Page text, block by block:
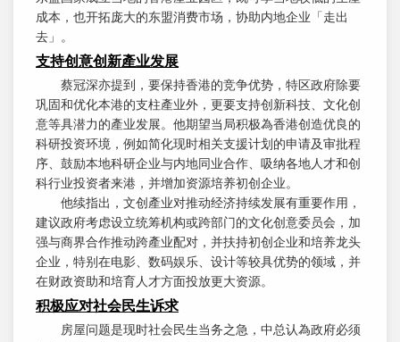
成本，也开拓庞大的东盟消费市场，协助内地企业「走出
去」。
支持创意创新產业发展
蔡冠深亦提到，要保持香港的竞争优势，特区政府除要
巩固和优化本港的支柱產业外，更要支持创新科技、文化创
意等具潜力的產业发展。他期望当局积极為香港创造优良的
科研投资环境，例如简化现时相关支援计划的申请及审批程
序、鼓励本地科研企业与内地同业合作、吸纳各地人才和创
科行业投资者来港，并增加资源培养初创企业。
他续指出，文创產业对推动经济持续发展有重要作用，
建议政府考虑设立统筹机构或跨部门的文化创意委员会，加
强与商界合作推动跨產业配对，并扶持初创企业和培养龙头
企业，特别在电影、数码娱乐、设计等较具优势的领域，并
在财政资助和培育人才方面投放更大资源。
积极应对社会民生诉求
房屋问题是现时社会民生当务之急，中总认為政府必须